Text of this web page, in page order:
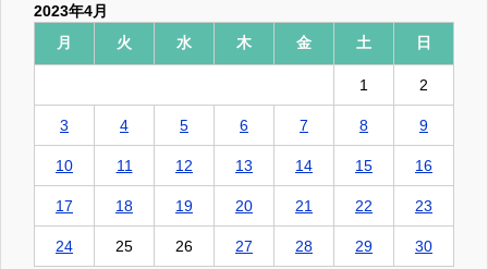
2023年4月
月
火 水 木 金 土 日
1 2
3 4 5 6 7 8 9
10 11 12 13 14 15 16
17 18 19 20 21 22 23
24 25 26 27 28 29 30